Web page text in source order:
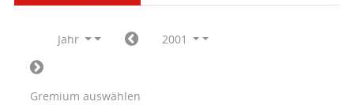
Jahr 2001
Gremium auswählen